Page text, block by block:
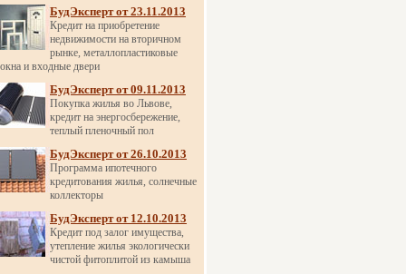
БудЭксперт от 23.11.2013
Кредит на приобретение
недвижимости на вторичном
рынке, металлопластиковые
окна и входные двери
БудЭксперт от 09.11.2013
Покупка жилья во Львове,
кредит на энергосбережение,
теплый пленочный пол
БудЭксперт от 26.10.2013
Программа ипотечного
кредитования жилья, солнечные
коллекторы
БудЭксперт от 12.10.2013
Кредит под залог имущества,
утепление жилья экологически
чистой фитоплитой из камыша